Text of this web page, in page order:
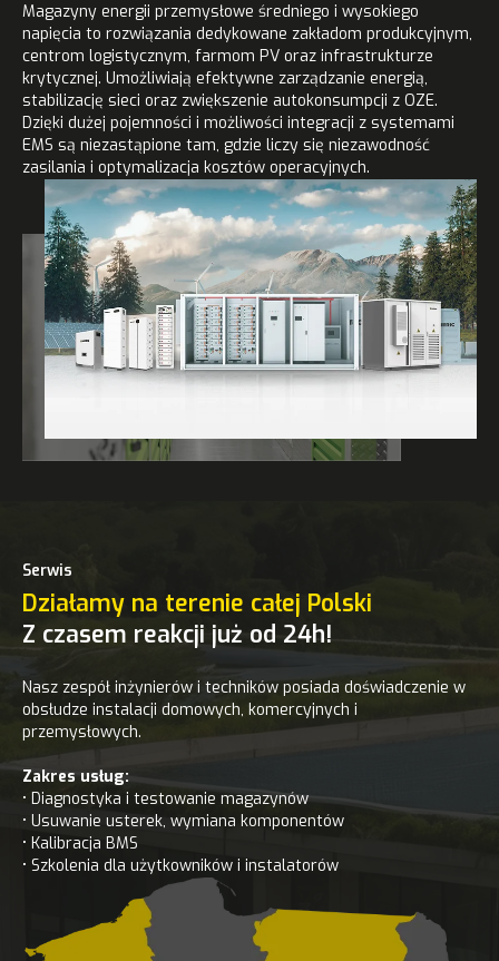
Magazyny energii przemysłowe średniego i wysokiego
napięcia to rozwiązania dedykowane zakładom produkcyjnym,
centrom logistycznym, farmom PV oraz infrastrukturze
krytycznej. Umożliwiają efektywne zarządzanie energią,
stabilizację sieci oraz zwiększenie autokonsumpcji z OZE.
Dzięki dużej pojemności i możliwości integracji z systemami
EMS są niezastąpione tam, gdzie liczy się niezawodność
zasilania i optymalizacja kosztów operacyjnych.
Serwis
Działamy na terenie całej Polski
Z czasem reakcji już od 24h!
Nasz zespół inżynierów i techników posiada doświadczenie w
obsłudze instalacji domowych, komercyjnych i
przemysłowych.
Zakres usług:
• Diagnostyka i testowanie magazynów
• Usuwanie usterek, wymiana komponentów
• Kalibracja BMS
• Szkolenia dla użytkowników i instalatorów